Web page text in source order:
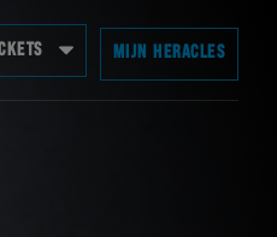
MIJN HERACLES